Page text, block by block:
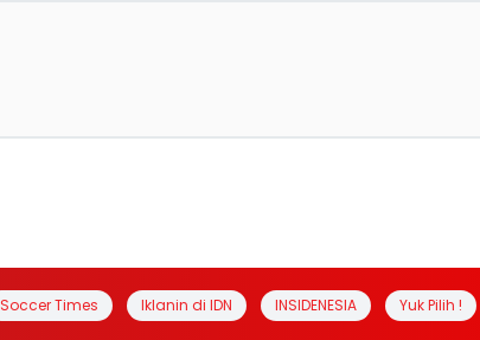
Soccer Times Iklanin di IDN INSIDENESIA Yuk Pilih !